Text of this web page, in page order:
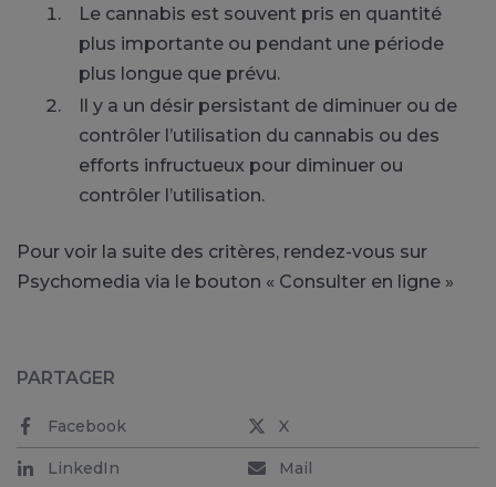
Le cannabis est souvent pris en quantité
plus importante ou pendant une période
plus longue que prévu.
Il y a un désir persistant de diminuer ou de
contrôler l’utilisation du cannabis ou des
efforts infructueux pour diminuer ou
contrôler l’utilisation.
Pour voir la suite des critères, rendez-vous sur
Psychomedia via le bouton « Consulter en ligne »
PARTAGER
Facebook X
LinkedIn Mail